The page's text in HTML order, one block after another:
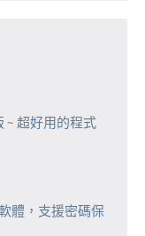
~ 超好用的程式
體，支援密碼保